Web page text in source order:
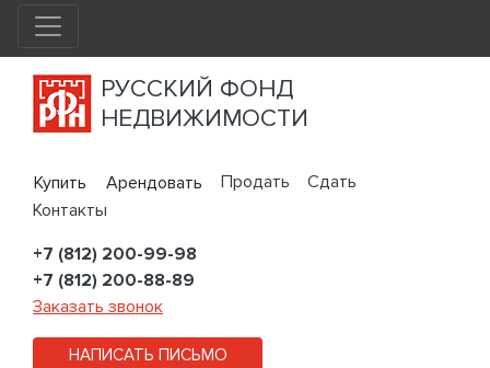
РУССКИЙ ФОНД
НЕДВИЖИМОСТИ
Купить Арендовать Продать
Сдать
Контакты
+7 (812) 200-99-98
+7 (812) 200-88-89
Заказать звонок
НАПИСАТЬ ПИСЬМО